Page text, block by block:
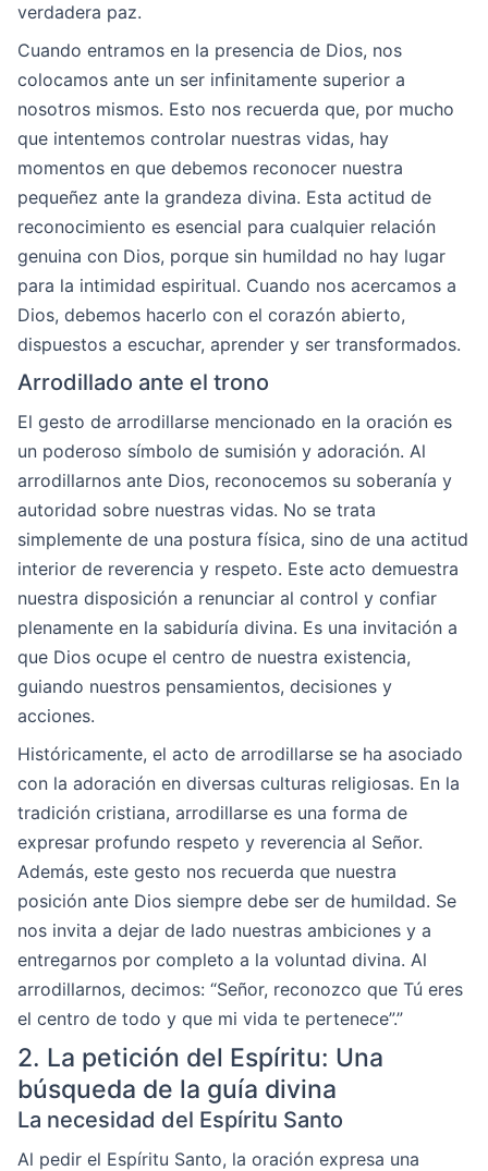
verdadera paz.
Cuando entramos en la presencia de Dios, nos
colocamos ante un ser infinitamente superior a
nosotros mismos. Esto nos recuerda que, por mucho
que intentemos controlar nuestras vidas, hay
momentos en que debemos reconocer nuestra
pequeñez ante la grandeza divina. Esta actitud de
reconocimiento es esencial para cualquier relación
genuina con Dios, porque sin humildad no hay lugar
para la intimidad espiritual. Cuando nos acercamos a
Dios, debemos hacerlo con el corazón abierto,
dispuestos a escuchar, aprender y ser transformados.
Arrodillado ante el trono
El gesto de arrodillarse mencionado en la oración es
un poderoso símbolo de sumisión y adoración. Al
arrodillarnos ante Dios, reconocemos su soberanía y
autoridad sobre nuestras vidas. No se trata
simplemente de una postura física, sino de una actitud
interior de reverencia y respeto. Este acto demuestra
nuestra disposición a renunciar al control y confiar
plenamente en la sabiduría divina. Es una invitación a
que Dios ocupe el centro de nuestra existencia,
guiando nuestros pensamientos, decisiones y
acciones.
Históricamente, el acto de arrodillarse se ha asociado
con la adoración en diversas culturas religiosas. En la
tradición cristiana, arrodillarse es una forma de
expresar profundo respeto y reverencia al Señor.
Además, este gesto nos recuerda que nuestra
posición ante Dios siempre debe ser de humildad. Se
nos invita a dejar de lado nuestras ambiciones y a
entregarnos por completo a la voluntad divina. Al
arrodillarnos, decimos: “Señor, reconozco que Tú eres
el centro de todo y que mi vida te pertenece”.”
2. La petición del Espíritu: Una
búsqueda de la guía divina
La necesidad del Espíritu Santo
Al pedir el Espíritu Santo, la oración expresa una